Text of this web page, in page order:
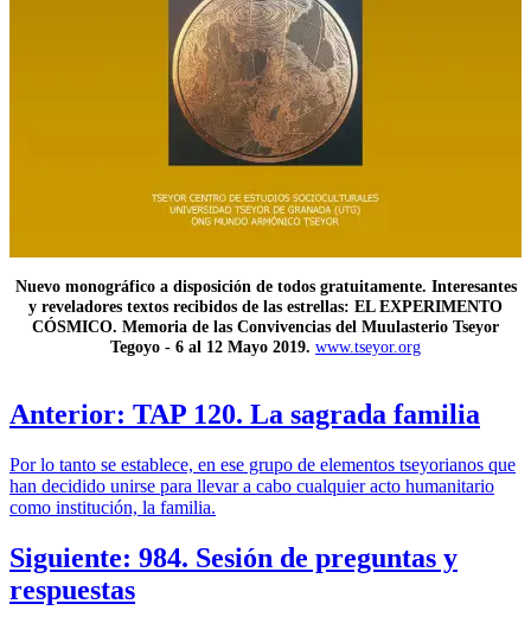
Nuevo monográfico a disposición de todos gratuitamente. Interesantes
y reveladores textos recibidos de las estrellas: EL EXPERIMENTO
CÓSMICO. Memoria de las Convivencias del Muulasterio Tseyor
Tegoyo - 6 al 12 Mayo 2019. www.tseyor.org
Anterior: TAP 120. La sagrada familia
Por lo tanto se establece, en ese grupo de elementos tseyorianos que
han decidido unirse para llevar a cabo cualquier acto humanitario
como institución, la familia.
Siguiente: 984. Sesión de preguntas y
respuestas